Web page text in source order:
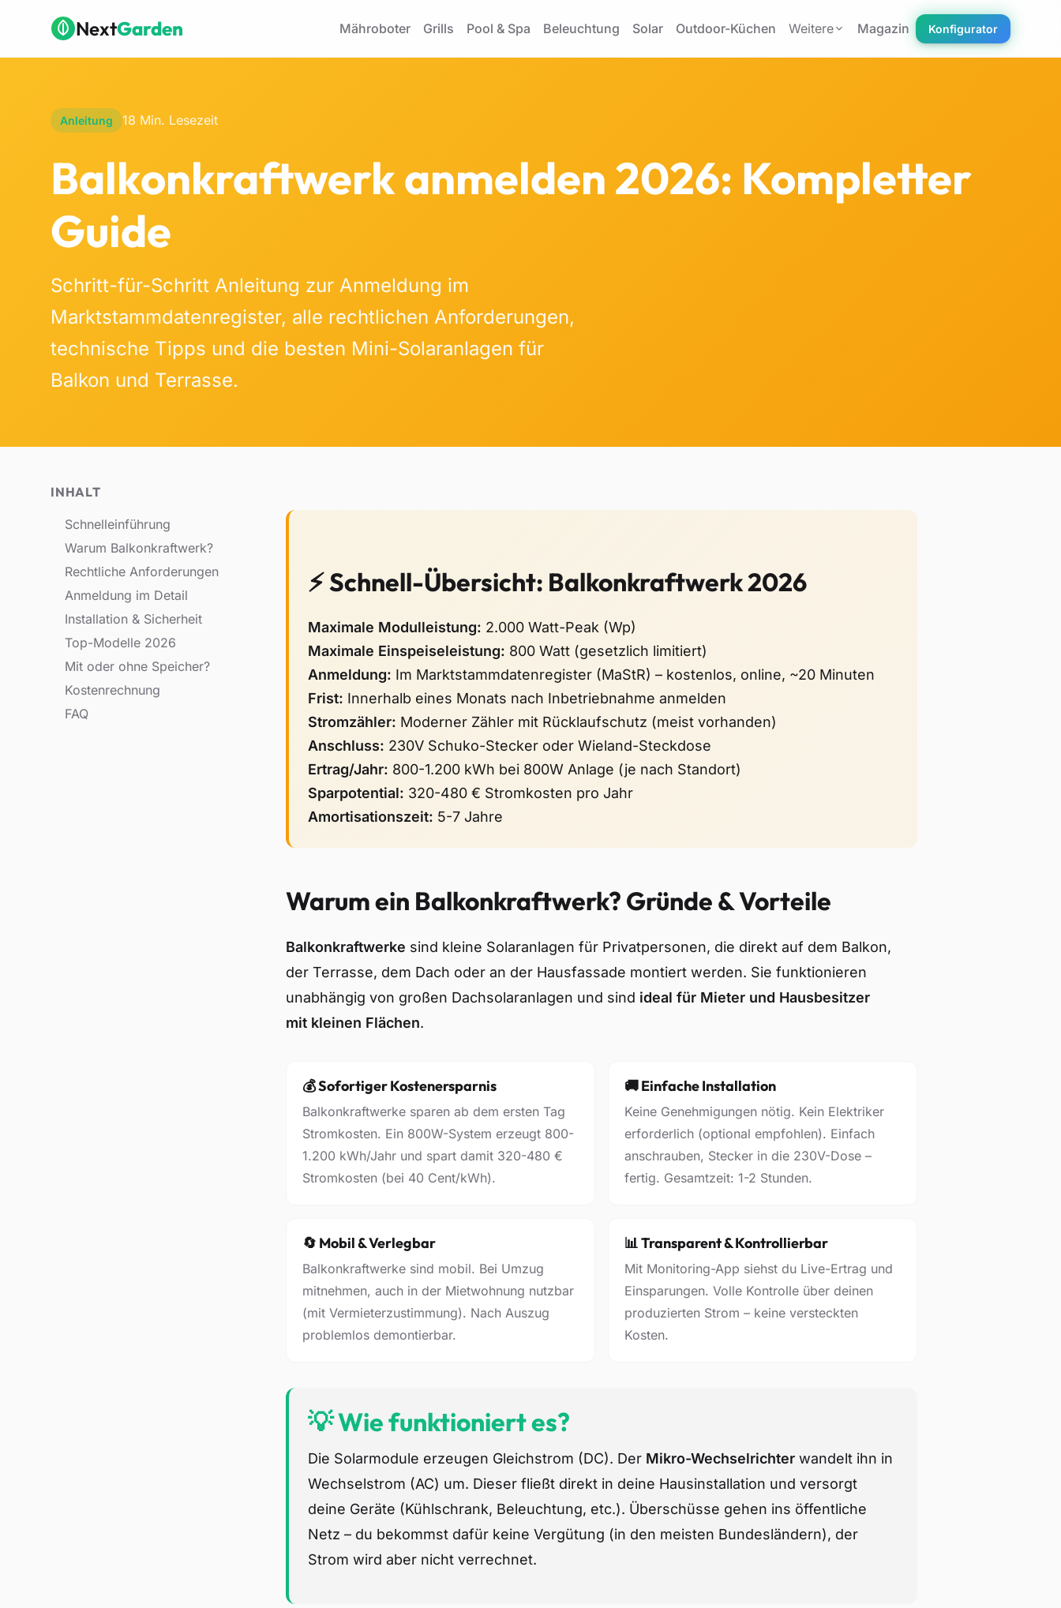
NextGarden Mähroboter Grills Pool & Spa Beleuchtung Solar Outdoor-Küchen Weitere Magazin Konfigurator
Anleitung 18 Min. Lesezeit
Balkonkraftwerk anmelden 2026: Kompletter
Guide
Schritt-für-Schritt Anleitung zur Anmeldung im
Marktstammdatenregister, alle rechtlichen Anforderungen,
technische Tipps und die besten Mini-Solaranlagen für
Balkon und Terrasse.
INHALT
Schnell­einführung
Warum Balkonkraftwerk?
Rechtliche Anforderungen
Anmeldung im Detail
Installation & Sicherheit
Top-Modelle 2026
Mit oder ohne Speicher?
Kostenrechnung
FAQ
⚡ Schnell-Übersicht: Balkonkraftwerk 2026
Maximale Modulleistung: 2.000 Watt-Peak (Wp)
Maximale Einspeiseleistung: 800 Watt (gesetzlich limitiert)
Anmeldung: Im Marktstammdatenregister (MaStR) – kostenlos, online, ~20 Minuten
Frist: Innerhalb eines Monats nach Inbetriebnahme anmelden
Stromzähler: Moderner Zähler mit Rücklaufschutz (meist vorhanden)
Anschluss: 230V Schuko-Stecker oder Wieland-Steckdose
Ertrag/Jahr: 800-1.200 kWh bei 800W Anlage (je nach Standort)
Sparpotential: 320-480 € Stromkosten pro Jahr
Amortisationszeit: 5-7 Jahre
Warum ein Balkonkraftwerk? Gründe & Vorteile
Balkonkraftwerke sind kleine Solaranlagen für Privatpersonen, die direkt auf dem Balkon,
der Terrasse, dem Dach oder an der Hausfassade montiert werden. Sie funktionieren
unabhängig von großen Dachsolaranlagen und sind ideal für Mieter und Hausbesitzer
mit kleinen Flächen.
💰 Sofortiger Kostenersparnis
Balkonkraftwerke sparen ab dem ersten Tag
Stromkosten. Ein 800W-System erzeugt 800-
1.200 kWh/Jahr und spart damit 320-480 €
Stromkosten (bei 40 Cent/kWh).
🚚 Einfache Installation
Keine Genehmigungen nötig. Kein Elektriker
erforderlich (optional empfohlen). Einfach
anschrauben, Stecker in die 230V-Dose –
fertig. Gesamtzeit: 1-2 Stunden.
🔄 Mobil & Verlegbar
Balkonkraftwerke sind mobil. Bei Umzug
mitnehmen, auch in der Mietwohnung nutzbar
(mit Vermieterzustimmung). Nach Auszug
problemlos demontierbar.
📊 Transparent & Kontrollierbar
Mit Monitoring-App siehst du Live-Ertrag und
Einsparungen. Volle Kontrolle über deinen
produzierten Strom – keine versteckten
Kosten.
💡 Wie funktioniert es?
Die Solarmodule erzeugen Gleichstrom (DC). Der Mikro-Wechselrichter wandelt ihn in
Wechselstrom (AC) um. Dieser fließt direkt in deine Hausinstallation und versorgt
deine Geräte (Kühlschrank, Beleuchtung, etc.). Überschüsse gehen ins öffentliche
Netz – du bekommst dafür keine Vergütung (in den meisten Bundesländern), der
Strom wird aber nicht verrechnet.